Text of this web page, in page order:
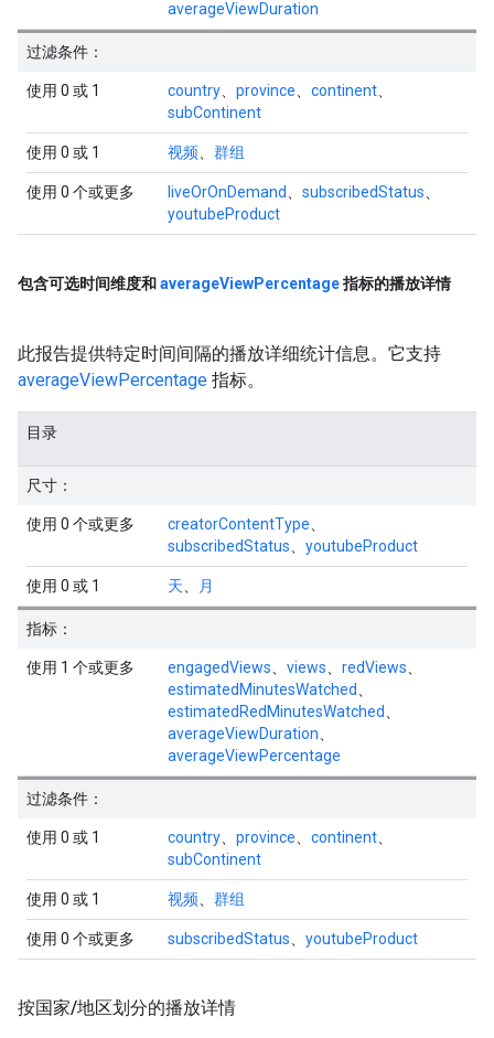
averageViewDuration
过滤条件：
使用 0 或 1 country province continent
subContinent
使用 0 或 1 视频 群组
使用 0 个或更多 liveOrOnDemand subscribedStatus
youtubeProduct
包含可选时间维度和averageViewPercentage指标的播放详情
此报告提供特定时间间隔的播放详细统计信息。它支持
averageViewPercentage 指标。
目录
尺寸：
使用 0 个或更多 creatorContentType
subscribedStatus
youtubeProduct
使用 0 或 1 天 月
指标：
使用 1 个或更多 engagedViews views redViews
estimatedMinutesWatched
estimatedRedMinutesWatched
averageViewDuration
averageViewPercentage
过滤条件：
使用 0 或 1 country province continent
subContinent
使用 0 或 1 视频 群组
使用 0 个或更多 subscribedStatus youtubeProduct
按国家/地区划分的播放详情